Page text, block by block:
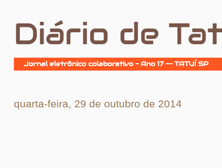
Diário de
Jornal eletrônico colaborativo - Ano 17 -- TATUÍ SP
quarta-feira, 29 de outubro de 2014